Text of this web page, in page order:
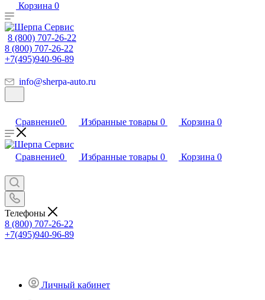
Корзина 0
8 (800) 707-26-22
8 (800) 707-26-22
+7(495)940-96-89
info@sherpa-auto.ru
Сравнение0 Избранные товары 0 Корзина 0
Сравнение0 Избранные товары 0 Корзина 0
Телефоны
8 (800) 707-26-22
+7(495)940-96-89
Личный кабинет